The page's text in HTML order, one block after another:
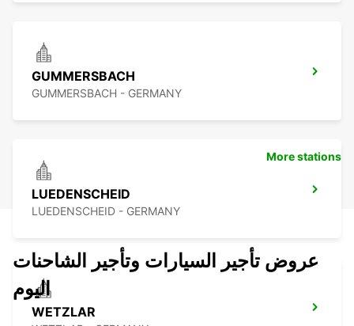
GUMMERSBACH
GUMMERSBACH - GERMANY
LUEDENSCHEID
LUEDENSCHEID - GERMANY
WETZLAR
More stations
عروض تأجير السيارات وتأجير الشاحنات
اليوم